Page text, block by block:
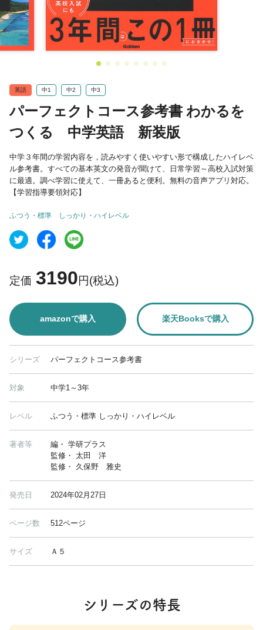
英語 中1 中2 中3
パーフェクトコース参考書 わかるを
つくる 中学英語 新装版
中学３年間の学習内容を，読みやすく使いやすい形で構成したハイレベ
ル参考書。すべての基本英文の発音が聞けて、日常学習～高校入試対策
に最適。調べ学習に使えて、一冊あると便利。無料の音声アプリ対応。
【学習指導要領対応】
ふつう・標準 しっかり・ハイレベル
定価 3190円(税込)
amazonで購入 楽天Booksで購入
シリーズ パーフェクトコース参考書
対象 中学1～3年
レベル ふつう・標準 しっかり・ハイレベル
著者等
編・ 学研プラス
監修・ 太田 洋
監修・ 久保野 雅史
発売日 2024年02月27日
ページ数 512ページ
サイズ Ａ５
シリーズの特長